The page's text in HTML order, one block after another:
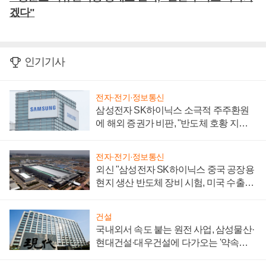
겠다"
인기기사
전자·전기·정보통신
삼성전자 SK하이닉스 소극적 주주환원
에 해외 증권가 비판, "반도체 호황 지속
전자·전기·정보통신
외신 "삼성전자 SK하이닉스 중국 공장용
현지 생산 반도체 장비 시험, 미국 수출통
건설
국내외서 속도 붙는 원전 사업, 삼성물산·
현대건설·대우건설에 다가오는 '약속의